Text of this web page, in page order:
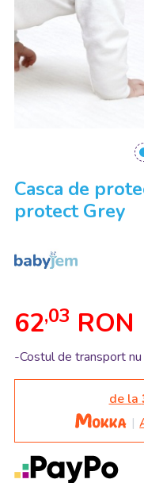
Casca de
protect Grey
62,03 RON
-Costul de transport
de la